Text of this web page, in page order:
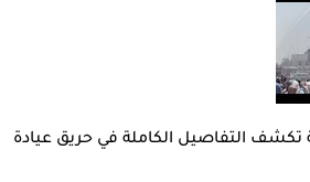
تكشف التفاصيل الكاملة في حريق عيادة